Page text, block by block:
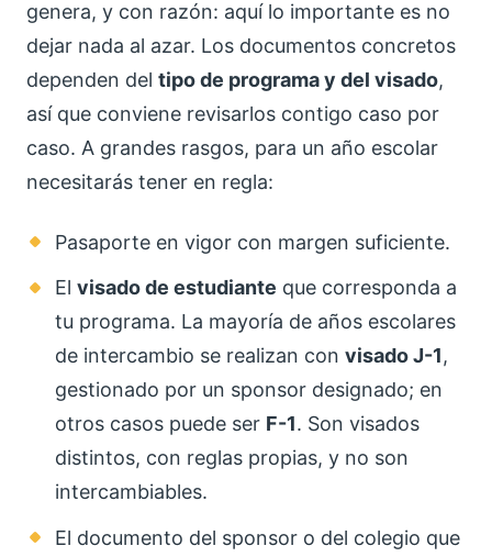
genera, y con razón: aquí lo importante es no
dejar nada al azar. Los documentos concretos
dependen del tipo de programa y del visado,
así que conviene revisarlos contigo caso por
caso. A grandes rasgos, para un año escolar
necesitarás tener en regla:
Pasaporte en vigor con margen suficiente.
El visado de estudiante que corresponda a
tu programa. La mayoría de años escolares
de intercambio se realizan con visado J-1,
gestionado por un sponsor designado; en
otros casos puede ser F-1. Son visados
distintos, con reglas propias, y no son
intercambiables.
El documento del sponsor o del colegio que